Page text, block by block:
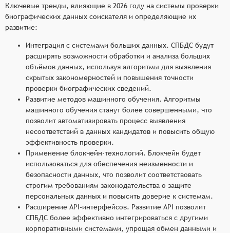
Ключевые тренды, влияющие в 2026 году на системы проверки
биографических данных соискателя и определяющие их
развитие:
Интеграция с системами больших данных. СПБДС будут
расширять возможности обработки и анализа больших
объёмов данных, используя алгоритмы для выявления
скрытых закономерностей и повышения точности
проверки биографических сведений.
Развитие методов машинного обучения. Алгоритмы
машинного обучения станут более совершенными, что
позволит автоматизировать процесс выявления
несоответствий в данных кандидатов и повысить общую
эффективность проверки.
Применение блокчейн-технологий. Блокчейн будет
использоваться для обеспечения неизменности и
безопасности данных, что позволит соответствовать
строгим требованиям законодательства о защите
персональных данных и повысить доверие к системам.
Расширение API-интерфейсов. Развитие API позволит
СПБДС более эффективно интегрироваться с другими
корпоративными системами, упрощая обмен данными и